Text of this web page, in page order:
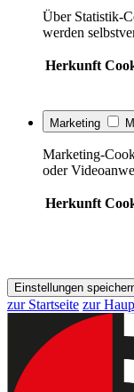
Über Statistik-
werden
Herkunft
Marketing
Marketing-
oder
Herkunft
Einstellungen
zur Startseite zur